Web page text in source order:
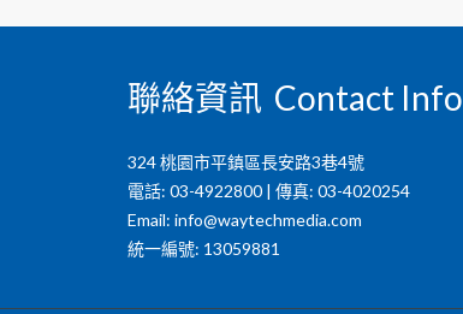
聯絡資訊 Contact Info
324 桃園市平鎮區長安路3巷4號
電話: 03-4922800 | 傳真: 03-4020254
Email:info@waytechmedia.com
統一編號: 13059881